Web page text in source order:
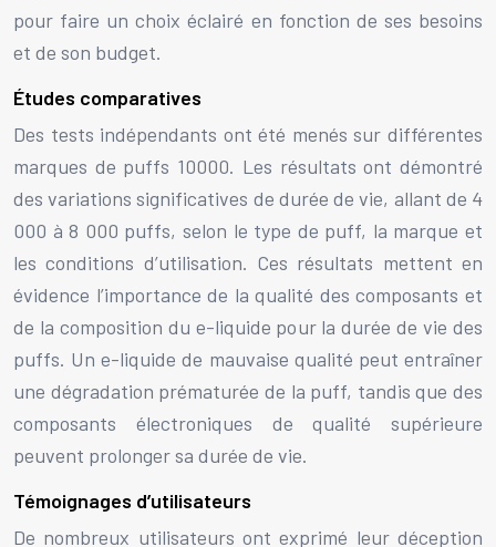
pour faire un choix éclairé en fonction de ses besoins
et de son budget.
Études comparatives
Des tests indépendants ont été menés sur différentes
marques de puffs 10000. Les résultats ont démontré
des variations significatives de durée de vie, allant de 4
000 à 8 000 puffs, selon le type de puff, la marque et
les conditions d’utilisation. Ces résultats mettent en
évidence l’importance de la qualité des composants et
de la composition du e-liquide pour la durée de vie des
puffs. Un e-liquide de mauvaise qualité peut entraîner
une dégradation prématurée de la puff, tandis que des
composants électroniques de qualité supérieure
peuvent prolonger sa durée de vie.
Témoignages d’utilisateurs
De nombreux utilisateurs ont exprimé leur déception